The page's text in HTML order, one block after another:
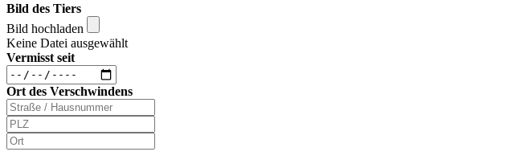
Bild des Tiers
Bild hochladen
Keine Datei ausgewählt
Vermisst seit
Ort des Verschwindens